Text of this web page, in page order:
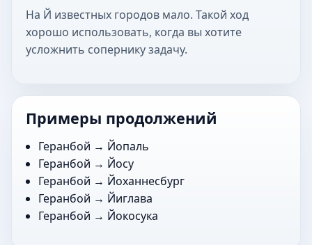
На Й известных городов мало. Такой ход
хорошо использовать, когда вы хотите
усложнить сопернику задачу.
Примеры продолжений
Геранбой → Йопаль
Геранбой → Йосу
Геранбой → Йоханнесбург
Геранбой → Йиглава
Геранбой → Йокосука